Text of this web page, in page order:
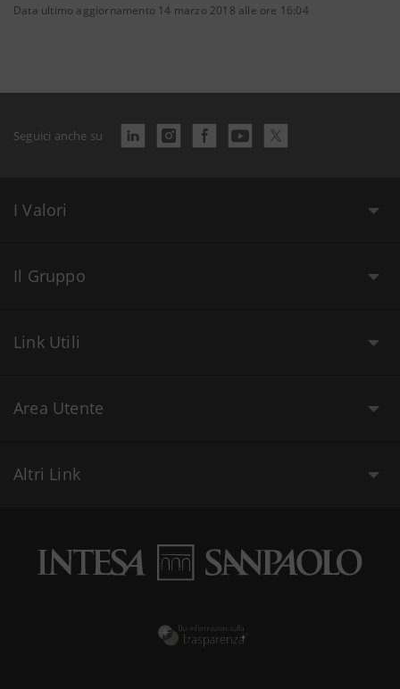
Data ultimo aggiornamento 14 marzo 2018 alle ore 16:04
Seguici anche su
I Valori
Il Gruppo
Link Utili
Area Utente
Altri Link